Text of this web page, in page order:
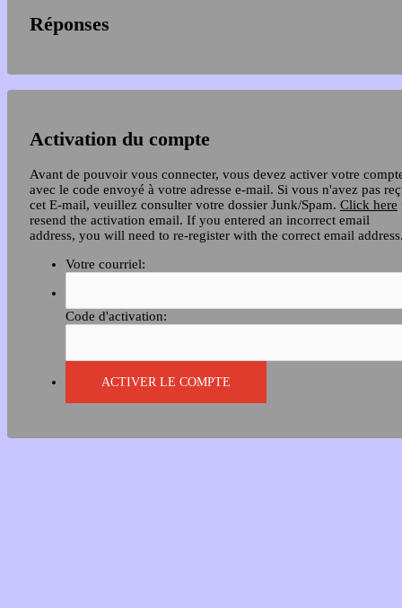
Réponses
Activation du compte
Avant de pouvoir vous connecter, vous devez activer votre
avec le code envoyé à votre adresse e-mail. Si vous n'avez pas
cet E-mail, veuillez consulter votre dossier Junk/Spam. Click here
resend the activation email. If you entered an incorrect email
address, you will need to re-register with the correct email
Votre courriel:
Code d'activation: